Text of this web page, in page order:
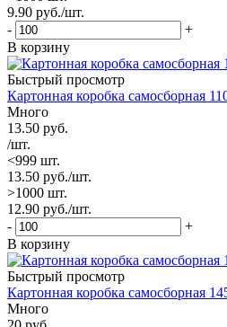
9.90 руб./шт.
-
+
В корзину
Быстрый просмотр
Картонная коробка самосборная
Много
13.50 руб.
/шт.
<999 шт.
13.50 руб./шт.
>1000 шт.
12.90 руб./шт.
-
+
В корзину
Быстрый просмотр
Картонная коробка самосборная
Много